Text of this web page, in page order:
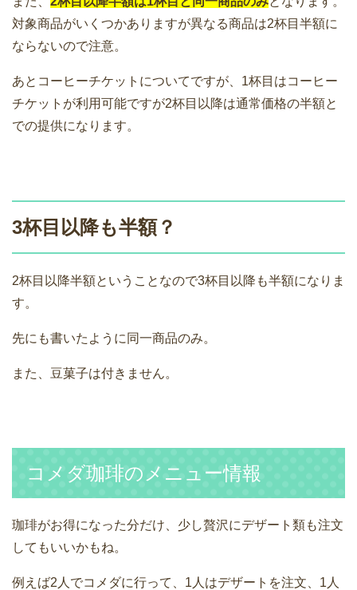
対象商品がいくつかありますが異なる商品は2杯目半額に
ならないので注意。
あとコーヒーチケットについてですが、1杯目はコーヒー
チケットが利用可能ですが2杯目以降は通常価格の半額と
での提供になります。
3杯目以降も半額？
2杯目以降半額ということなので3杯目以降も半額になりま
す。
先にも書いたように同一商品のみ。
また、豆菓子は付きません。
コメダ珈琲のメニュー情報
珈琲がお得になった分だけ、少し贅沢にデザート類も注文
してもいいかもね。
例えば2人でコメダに行って、1人はデザートを注文、1人